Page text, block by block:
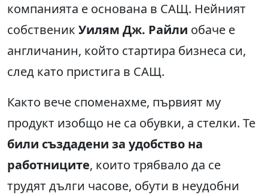
компанията е основана в САЩ. Нейният
собственик Уилям Дж. Райли обаче е
англичанин, който стартира бизнеса си,
след като пристига в САЩ.
Както вече споменахме, първият му
продукт изобщо не са обувки, а стелки. Те
били създадени за удобство на
работниците, които трябвало да се
трудят дълги часове, обути в неудобни